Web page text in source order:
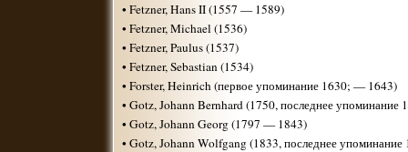
• Fetzner, Hans II (1557 — 1589)
• Fetzner, Michael (1536)
• Fetzner, Paulus (1537)
• Fetzner, Sebastian (1534)
• Forster, Heinrich (первое упоминание 1630; — 1643)
• Gotz, Johann Bernhard (1750, последнее упоминание
• Gotz, Johann Georg (1797 — 1843)
• Gotz, Johann Wolfgang (1833, последнее упоминание